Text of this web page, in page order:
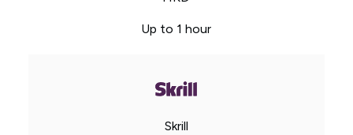
Up to 1 hour
Skrill